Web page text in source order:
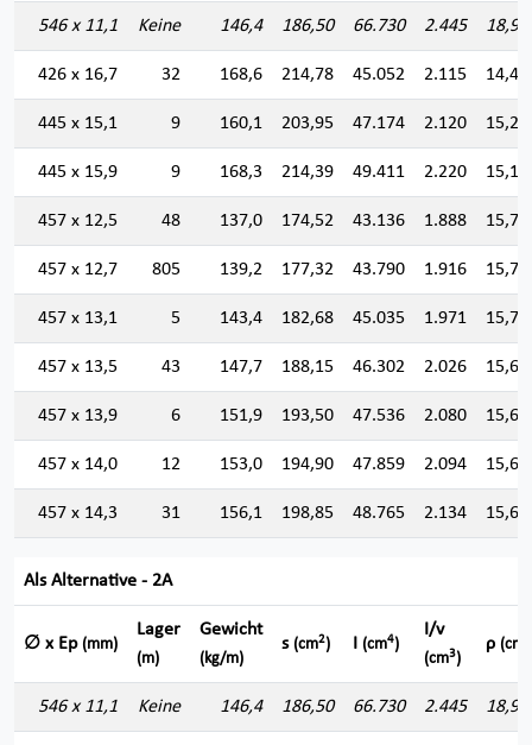
546 x 11,1 Keine 146,4 186,50 66.730 2.445
426 x 16,7 32 168,6 214,78 45.052 2.115
445 x 15,1 9 160,1 203,95 47.174 2.120
445 x 15,9 9 168,3 214,39 49.411 2.220
457 x 12,5 48 137,0 174,52 43.136 1.888
457 x 12,7 805 139,2 177,32 43.790 1.916
457 x 13,1 5 143,4 182,68 45.035 1.971
457 x 13,5 43 147,7 188,15 46.302 2.026
457 x 13,9 6 151,9 193,50 47.536 2.080
457 x 14,0 12 153,0 194,90 47.859 2.094
457 x 14,3 31 156,1 198,85 48.765 2.134
Als Alternative - 2A
∅ x Ep (mm)
Lager
(m)
Gewicht
(kg/m)
s (cm2) I (cm4)
I/v
(cm3)
ρ (cm)
546 x 11,1 Keine 146,4 186,50 66.730 2.445